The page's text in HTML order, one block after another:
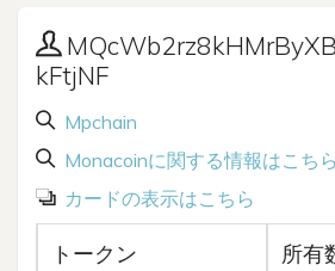
kFtjNF
Mpchain
Monacoinに関する情報はこちら
カードの表示はこちら
トークン 所有